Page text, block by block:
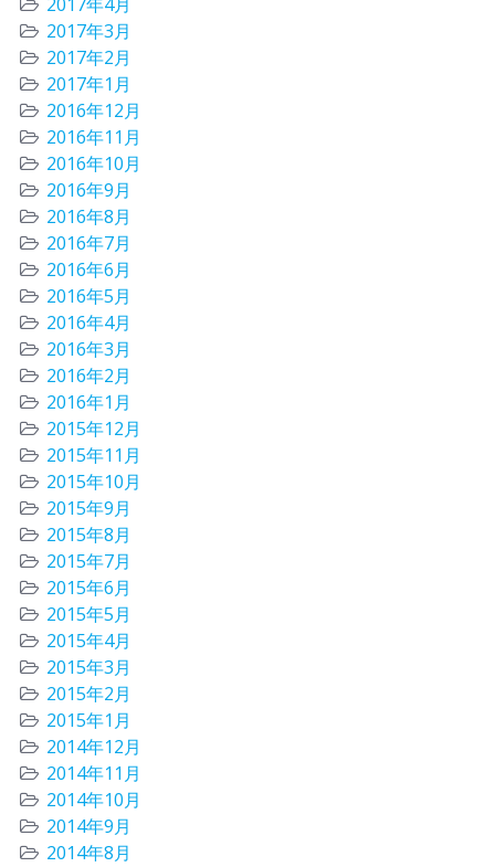
2017年3月
2017年2月
2017年1月
2016年12月
2016年11月
2016年10月
2016年9月
2016年8月
2016年7月
2016年6月
2016年5月
2016年4月
2016年3月
2016年2月
2016年1月
2015年12月
2015年11月
2015年10月
2015年9月
2015年8月
2015年7月
2015年6月
2015年5月
2015年4月
2015年3月
2015年2月
2015年1月
2014年12月
2014年11月
2014年10月
2014年9月
2014年8月